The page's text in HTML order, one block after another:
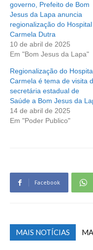
governo, Prefeito de Bom
Jesus da Lapa anuncia
regionalização do Hospital
Carmela Dutra
10 de abril de 2025
Em "Bom Jesus da Lapa"
Regionalização do
Carmela é tema de visita
secretária estadual de
Saúde a Bom Jesus da
14 de abril de 2025
Em "Poder Publico"
Facebook
MAIS NOTÍCIAS